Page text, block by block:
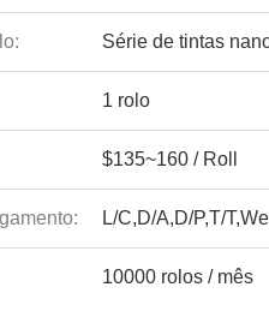
Série de tintas
1 rolo
$135~160 / Roll
L/C,D/A,D/P,T/
10000 rolos / mês